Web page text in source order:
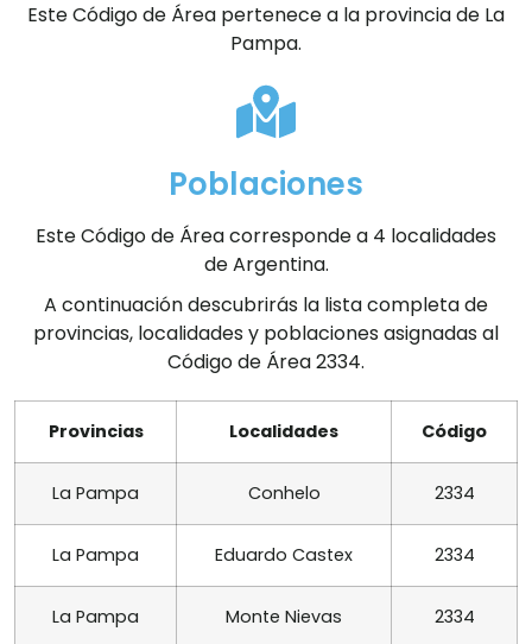
Este Código de Área pertenece a la provincia de La
Pampa.
Poblaciones
Este Código de Área corresponde a 4 localidades
de Argentina.
A continuación descubrirás la lista completa de
provincias, localidades y poblaciones asignadas al
Código de Área 2334.
Provincias Localidades Código
La Pampa Conhelo 2334
La Pampa Eduardo Castex 2334
La Pampa Monte Nievas 2334